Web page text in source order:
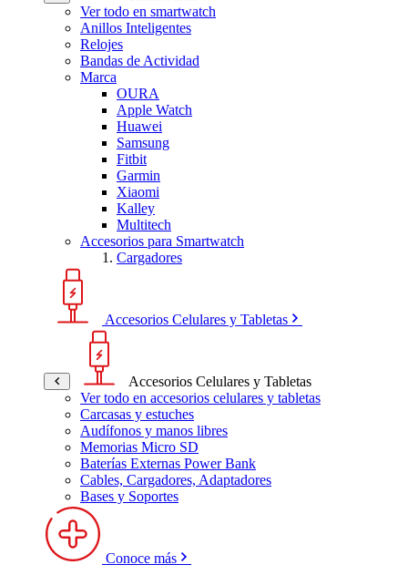
Ver todo en smartwatch
Anillos Inteligentes
Relojes
Bandas de Actividad
Marca
OURA
Apple Watch
Huawei
Samsung
Fitbit
Garmin
Xiaomi
Kalley
Multitech
Accesorios para Smartwatch
Cargadores
Accesorios Celulares y Tabletas
Accesorios Celulares y Tabletas
Ver todo en accesorios celulares y tabletas
Carcasas y estuches
Audífonos y manos libres
Memorias Micro SD
Baterías Externas Power Bank
Cables, Cargadores, Adaptadores
Bases y Soportes
Conoce más